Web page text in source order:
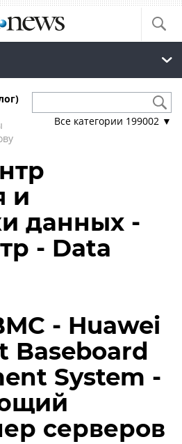
Все категории 199002 ▼
и
данных -
- Data
- Huawei
Baseboard
System -
серверов